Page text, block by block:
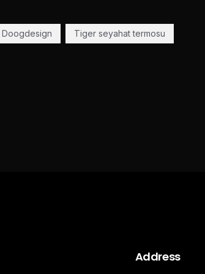
Doogdesign Tiger seyahat termosu
Address